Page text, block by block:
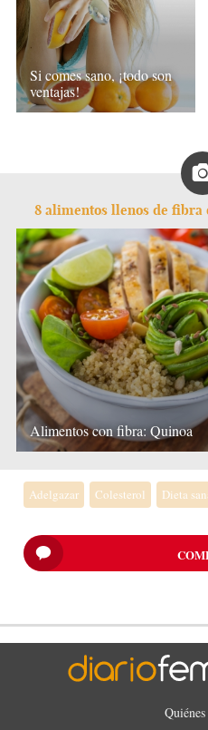
Si comes sano, ¡todo son
ventajas!
8 alimentos llenos de fibra
Alimentos con fibra: Quinoa
Adelgazar Colesterol Dieta